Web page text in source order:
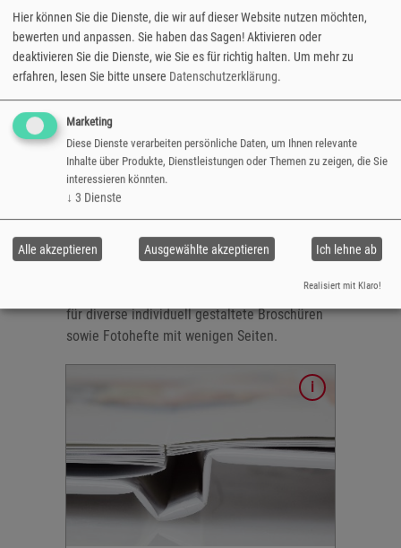
Erinnerungen in einem erstklassigen und
hochwertigen Fotobuch von fotoCharly für
immer fest.
Anders als die Premium oder Classic
Fotobücher von fotoCharly werden die Seiten
beimFotoheftmit einer Falz- und
Klammerbindung miteinander verbunden.
Diese Bindungsart verleiht dieser Fotobuch -
bietet auf maximal 32 Seiten ausreichend
Heftbindung eignet sich auch hervorragend
für diverse individuell gestaltete Broschüren
sowie Fotohefte mit wenigen Seiten.
Hier können Sie die Dienste, die wir auf dieser Website nutzen möchten,
bewerten und anpassen. Sie haben das Sagen! Aktivieren oder
deaktivieren Sie die Dienste, wie Sie es für richtig halten. Um mehr zu
erfahren, lesen Sie bitte unsere Datenschutzerklärung.
Marketing
Diese Dienste verarbeiten persönliche Daten, um Ihnen relevante
Inhalte über Produkte, Dienstleistungen oder Themen zu zeigen, die Sie
interessieren könnten.
↓ 3 Dienste
Ich lehne ab
Ausgewählte akzeptieren
Alle akzeptieren
Realisiert mit Klaro!